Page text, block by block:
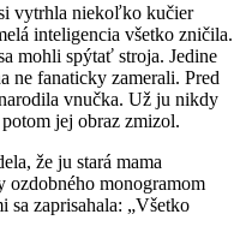
vytrhla niekoľko kučier
inteligencia všetko zničila.
mohli spýtať stroja. Jedine
ne fanaticky zamerali. Pred
vnučka. Už ju nikdy
jej obraz zmizol.
že ju stará mama
ozdobného monogramom
sa zaprisahala: „Všetko